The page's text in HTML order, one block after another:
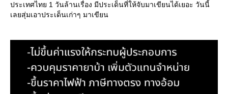
ประเทศไทย 1 วันล้านเรื่อง มีประเด็นที่ให้จับมาเขียนได้เยอะ วันนี้
เลยสุ่มเอาประเด็นเก่าๆ มาเขียน